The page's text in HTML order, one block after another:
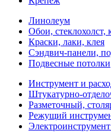
Линолеум
Обои, стеклохолст,
Краски, лаки, клея
Сэндвич-панели,
Подвесные потолки
Инструмент и
Штукатурно-
Разметочный,
Режущий